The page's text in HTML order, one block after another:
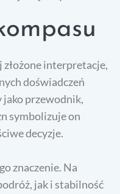
interpretacje,
doświadczeń
jako przewodnik,
symbolizuje on
decyzje.
znaczenie. Na
jak i stabilność